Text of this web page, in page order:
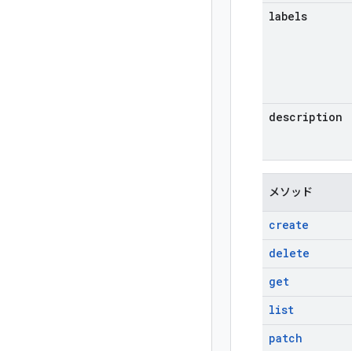
labels
description
メソッド
create
delete
get
list
patch